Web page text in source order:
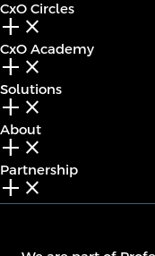
CxO Circles
add_2 close
CxO Academy
add_2 close
Solutions
add_2 close
About
add_2 close
Partnership
add_2 close